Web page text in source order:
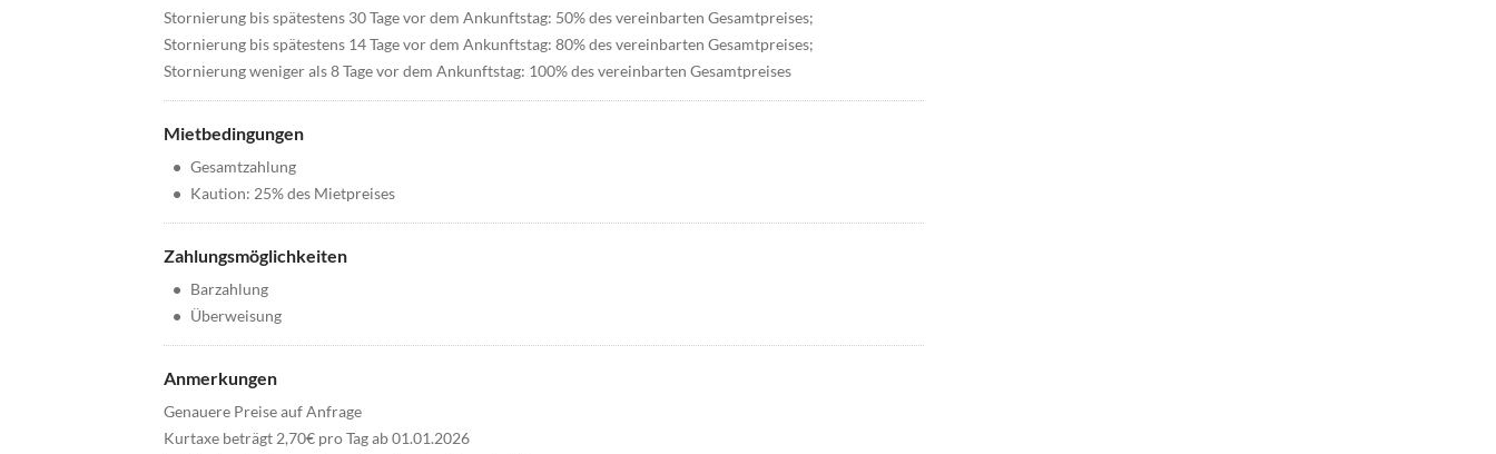
Stornierung bis spätestens 30 Tage vor dem Ankunftstag: 50% des vereinbarten Gesamtpreises;
Stornierung bis spätestens 14 Tage vor dem Ankunftstag: 80% des vereinbarten Gesamtpreises;
Stornierung weniger als 8 Tage vor dem Ankunftstag: 100% des vereinbarten Gesamtpreises
Mietbedingungen
• Gesamtzahlung
• Kaution: 25% des Mietpreises
Zahlungsmöglichkeiten
• Barzahlung
• Überweisung
Anmerkungen
Genauere Preise auf Anfrage
Kurtaxe beträgt 2,70€ pro Tag ab 01.01.2026